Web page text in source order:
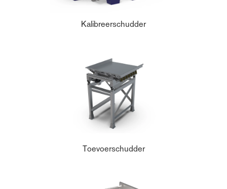
Kalibreerschudder
Toevoerschudder